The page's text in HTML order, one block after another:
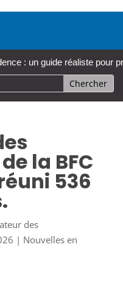
un guide réaliste pour
la BFC
536
des
| Nouvelles en